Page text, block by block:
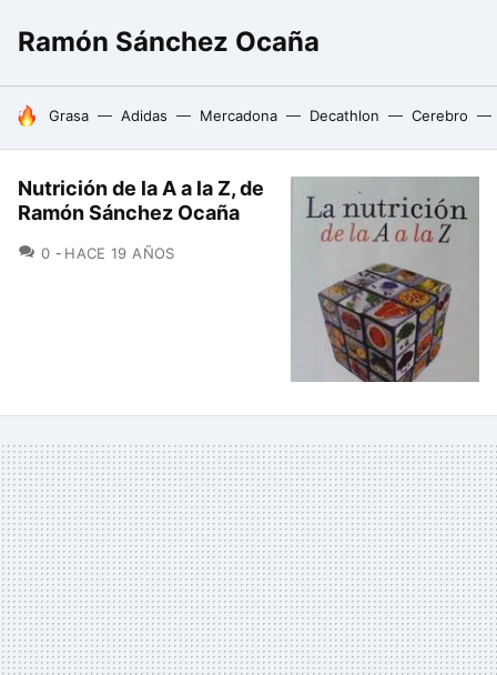
Ramón Sánchez Ocaña
HOY SE HABLA DE
Grasa Adidas Mercadona Decathlon Cerebro
Nutrición de la A a la Z, de
Ramón Sánchez Ocaña
0 COMENTARIOS
HACE 19 AÑOS